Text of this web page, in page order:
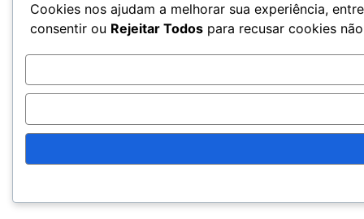
Cookies nos ajudam a melhorar sua experiência,
consentir ou Rejeitar Todos para recusar cookies